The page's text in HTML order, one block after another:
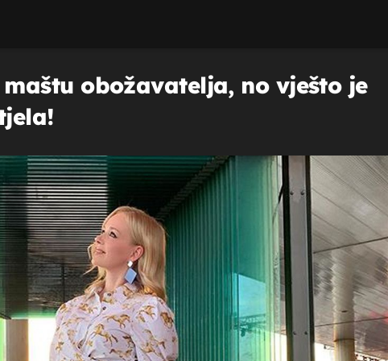
obožavatelja, no vješto je